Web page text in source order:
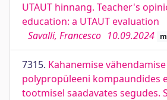
UTAUT hinnang. Teacher's
education: a UTAUT evaluation
Savalli, Francesco 10.09.2024
7315. Kahanemise
polypropüleeni kompaundides
tootmisel saadavates segudes.